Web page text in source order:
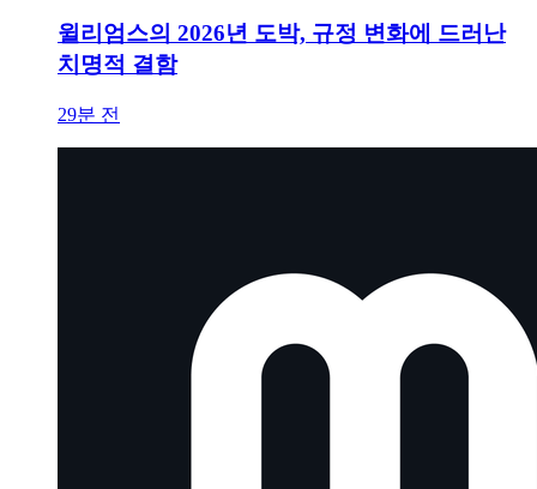
윌리엄스의 2026년 도박, 규정 변화에 드러난
치명적 결함
29분 전